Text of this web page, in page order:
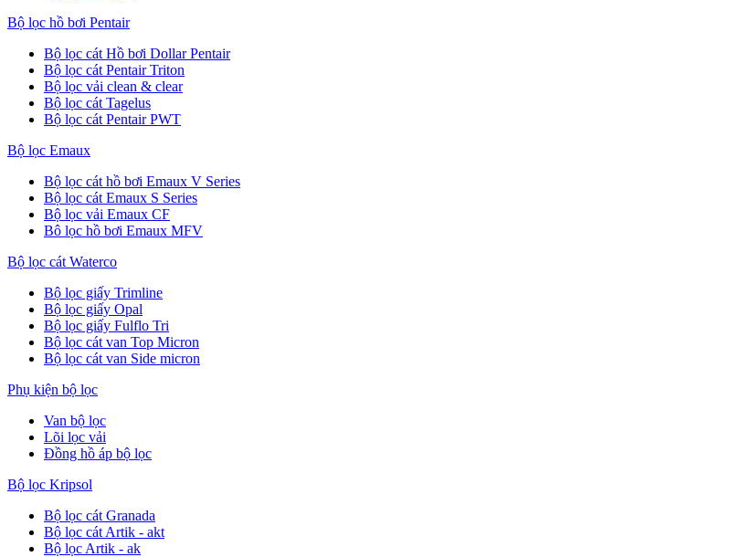
Bộ lọc hồ bơi Pentair
Bộ lọc cát Hồ bơi Dollar Pentair
Bộ lọc cát Pentair Triton
Bộ lọc vải clean & clear
Bộ lọc cát Tagelus
Bộ lọc cát Pentair PWT
Bộ lọc Emaux
Bộ lọc cát hồ bơi Emaux V Series
Bộ lọc cát Emaux S Series
Bộ lọc vải Emaux CF
Bô lọc hồ bơi Emaux MFV
Bộ lọc cát Waterco
Bộ lọc giấy Trimline
Bộ lọc giấy Opal
Bộ lọc giấy Fulflo Tri
Bộ lọc cát van Top Micron
Bộ lọc cát van Side micron
Phụ kiện bộ lọc
Van bộ lọc
Lõi lọc vải
Đồng hồ áp bộ lọc
Bộ lọc Kripsol
Bộ lọc cát Granada
Bộ lọc cát Artik - akt
Bộ lọc Artik - ak